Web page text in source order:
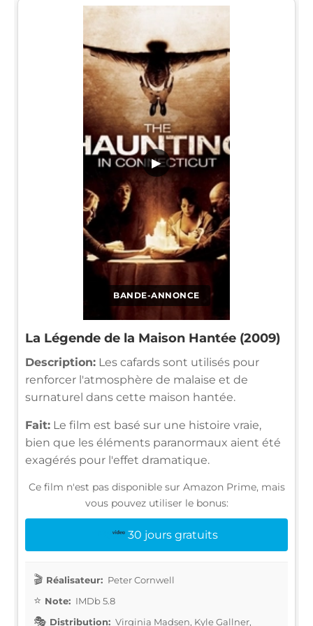
BANDE-ANNONCE
▶
La Légende de la Maison Hantée (2009)
Description: Les cafards sont utilisés pour
renforcer l'atmosphère de malaise et de
surnaturel dans cette maison hantée.
Fait: Le film est basé sur une histoire vraie,
bien que les éléments paranormaux aient été
exagérés pour l'effet dramatique.
Ce film n'est pas disponible sur Amazon Prime, mais
vous pouvez utiliser le bonus:
30 jours gratuits
Réalisateur: Peter Cornwell
Note: IMDb 5.8
Distribution: Virginia Madsen, Kyle Gallner,